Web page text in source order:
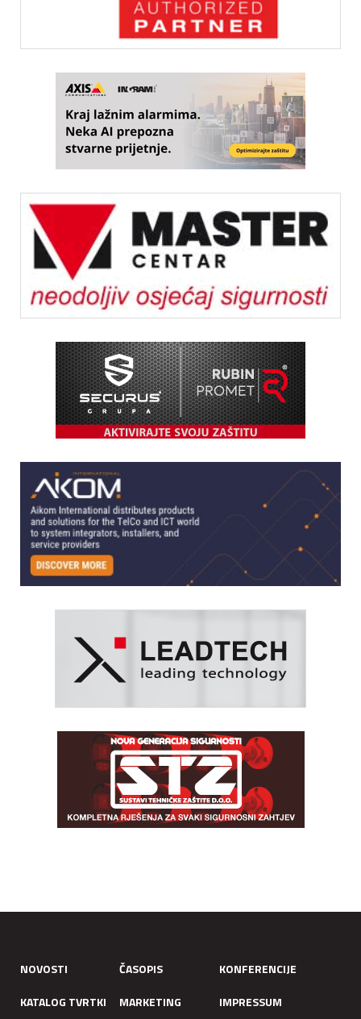
NOVOSTI ČASOPIS
KONFERENCIJE
KATALOG TVRTKI
MARKETING IMPRESSUM